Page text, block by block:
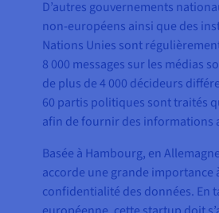
D’autres gouvernements
non-européens ainsi que des
Nations Unies sont
8 000 messages sur les médias
de plus de 4 000 décideurs
60 partis politiques sont traités
afin de fournir des informations
Basée à Hambourg, en
accorde une grande importance
confidentialité des données. En